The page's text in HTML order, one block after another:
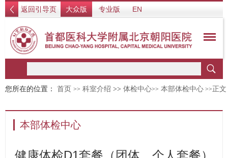
返回引导页 大众版 专业版 EN
您所在的位置： 首页 >> 科室介绍 >> 体检中心>> 本部体检中心 >>正文
本部体检中心
健康体检D1套餐（团体、个人套餐）